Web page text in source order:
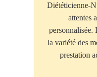
Diététicienne-
attentes
personnalisée.
la variété des
prestation